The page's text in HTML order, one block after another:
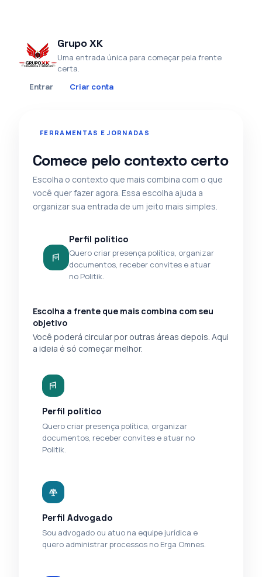
Grupo XK
Uma entrada única para começar pela frente
certa.
Entrar
Criar conta
FERRAMENTAS E JORNADAS
Comece pelo contexto certo
Escolha o contexto que mais combina com o que
você quer fazer agora. Essa escolha ajuda a
organizar sua entrada de um jeito mais simples.
Perfil político
Quero criar presença política, organizar
documentos, receber convites e atuar
no Politik.
Escolha a frente que mais combina com seu
objetivo
Você poderá circular por outras áreas depois. Aqui
a ideia é só começar melhor.
Perfil político
Quero criar presença política, organizar
documentos, receber convites e atuar no
Politik.
Perfil Advogado
Sou advogado ou atuo na equipe jurídica e
quero administrar processos no Erga Omnes.